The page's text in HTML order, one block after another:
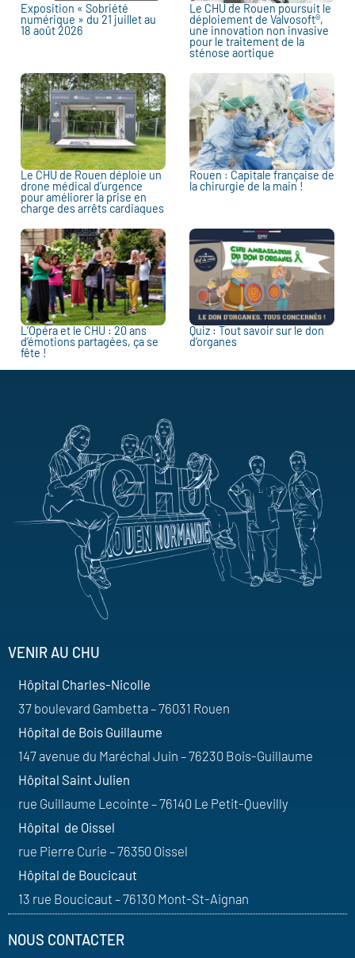
Exposition « Sobriété
numérique » du 21 juillet au
18 août 2026
Le CHU de Rouen poursuit le
déploiement de Valvosoft®,
une innovation non invasive
pour le traitement de la
sténose aortique
Le CHU de Rouen déploie un
drone médical d’urgence
pour améliorer la prise en
charge des arrêts cardiaques
Rouen : Capitale française de
la chirurgie de la main !
L’Opéra et le CHU : 20 ans
d’émotions partagées, ça se
fête !
Quiz : Tout savoir sur le don
d’organes
VENIR AU CHU
Hôpital Charles-Nicolle
37 boulevard Gambetta – 76031 Rouen
Hôpital de Bois Guillaume
147 avenue du Maréchal Juin – 76230 Bois-Guillaume
Hôpital Saint Julien
rue Guillaume Lecointe – 76140 Le Petit-Quevilly
Hôpital de Oissel
rue Pierre Curie – 76350 Oissel
Hôpital de Boucicaut
13 rue Boucicaut – 76130 Mont-St-Aignan
NOUS CONTACTER